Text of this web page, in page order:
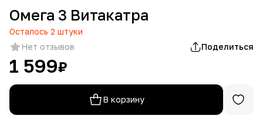
Омега 3 Витакатра
Осталось 2 штуки
Нет отзывов
Поделиться
1 599₽
В корзину